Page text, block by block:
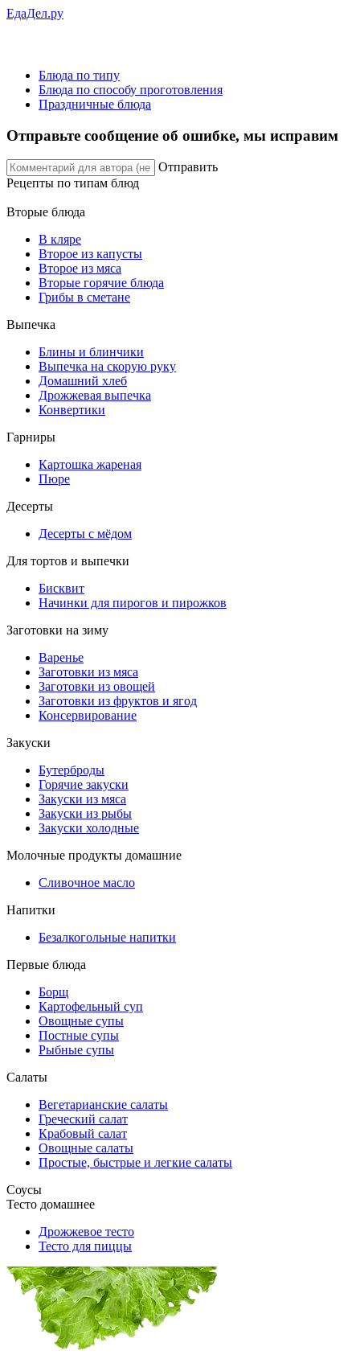
ЕдаДел.ру
Блюда по типу
Блюда по способу проготовления
Праздничные блюда
Отправьте сообщение об ошибке, мы исправим
Отправить
Рецепты по типам блюд
Вторые блюда
В кляре
Второе из капусты
Второе из мяса
Вторые горячие блюда
Грибы в сметане
Выпечка
Блины и блинчики
Выпечка на скорую руку
Домашний хлеб
Дрожжевая выпечка
Конвертики
Гарниры
Картошка жареная
Пюре
Десерты
Десерты с мёдом
Для тортов и выпечки
Бисквит
Начинки для пирогов и пирожков
Заготовки на зиму
Варенье
Заготовки из мяса
Заготовки из овощей
Заготовки из фруктов и ягод
Консервирование
Закуски
Бутерброды
Горячие закуски
Закуски из мяса
Закуски из рыбы
Закуски холодные
Молочные продукты домашние
Сливочное масло
Напитки
Безалкогольные напитки
Первые блюда
Борщ
Картофельный суп
Овощные супы
Постные супы
Рыбные супы
Салаты
Вегетарианские салаты
Греческий салат
Крабовый салат
Овощные салаты
Простые, быстрые и легкие салаты
Соусы
Тесто домашнее
Дрожжевое тесто
Тесто для пиццы